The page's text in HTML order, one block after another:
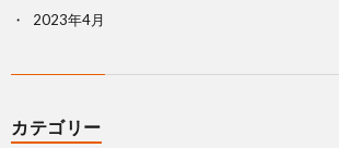
2023年4月
カテゴリー